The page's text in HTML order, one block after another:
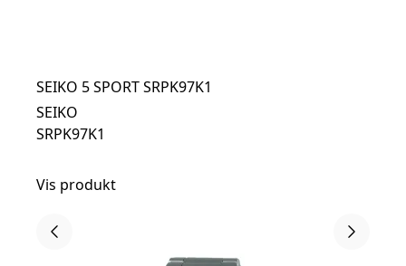
SEIKO 5 SPORT SRPK97K1
SEIKO
SRPK97K1
Vis produkt